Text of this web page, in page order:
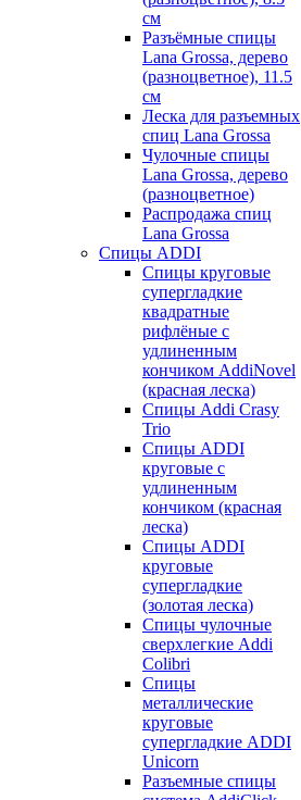
см
Разъёмные спицы
Lana Grossa, дерево
(разноцветное), 11.5
см
Леска для разъемных
спиц Lana Grossa
Чулочные спицы
Lana Grossa, дерево
(разноцветное)
Распродажа спиц
Lana Grossa
Спицы ADDI
Спицы круговые
супергладкие
квадратные
рифлёные с
удлиненным
кончиком AddiNovel
(красная леска)
Спицы Addi Crasy
Trio
Спицы ADDI
круговые с
удлиненным
кончиком (красная
леска)
Спицы ADDI
круговые
супергладкие
(золотая леска)
Спицы чулочные
сверхлегкие Addi
Colibri
Спицы
металлические
круговые
супергладкие ADDI
Unicorn
Разъемные спицы